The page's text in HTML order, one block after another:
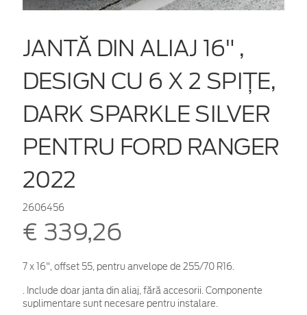
JANTĂ DIN ALIAJ 16" ,
DESIGN CU 6 X 2 SPIŢE,
DARK SPARKLE SILVER
PENTRU FORD RANGER
2022
2606456
€ 339,26
7 x 16", offset 55, pentru anvelope de 255/70 R16.
. Include doar janta din aliaj, fără accesorii. Componente
suplimentare sunt necesare pentru instalare.